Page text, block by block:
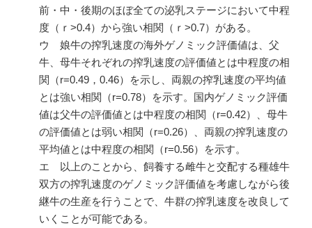
前・中・後期のほぼ全ての泌乳ステージにおいて中程
度（ｒ >0.4）から強い相関（ｒ >0.7）がある。
ウ 娘牛の搾乳速度の海外ゲノミック評価値は、父
牛、母牛それぞれの搾乳速度の評価値とは中程度の相
関（r=0.49 ， 0.46）を示し、両親の搾乳速度の平均値
とは強い相関（r=0.78）を示す。国内ゲノミック評価
値は父牛の評価値とは中程度の相関（r=0.42）、母牛
の評価値とは弱い相関（r=0.26）、両親の搾乳速度の
平均値とは中程度の相関（r=0.56）を示す。
エ 以上のことから、飼養する雌牛と交配する種雄牛
双方の搾乳速度のゲノミック評価値を考慮しながら後
継牛の生産を行うことで、牛群の搾乳速度を改良して
いくことが可能である。